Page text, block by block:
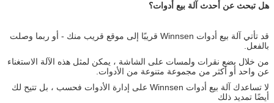
هل تبحث عن أحدث آلة بيع أدوات؟
قد تأتي آلة بيع أدوات Winnsen قريبًا إلى موقع قريب منك - أو ربما وصلت
بالفعل.
من خلال بضع نقرات ولمسات على الشاشة ، يمكن لمثل هذه الآلة الاستغناء
عن واحد أو أكثر من مجموعة متنوعة من الأدوات.
لا تساعدك آلة بيع أدوات Winnsen على إدارة الأدوات فحسب ، بل تتيح لك
أيضًا تمديد ذلك